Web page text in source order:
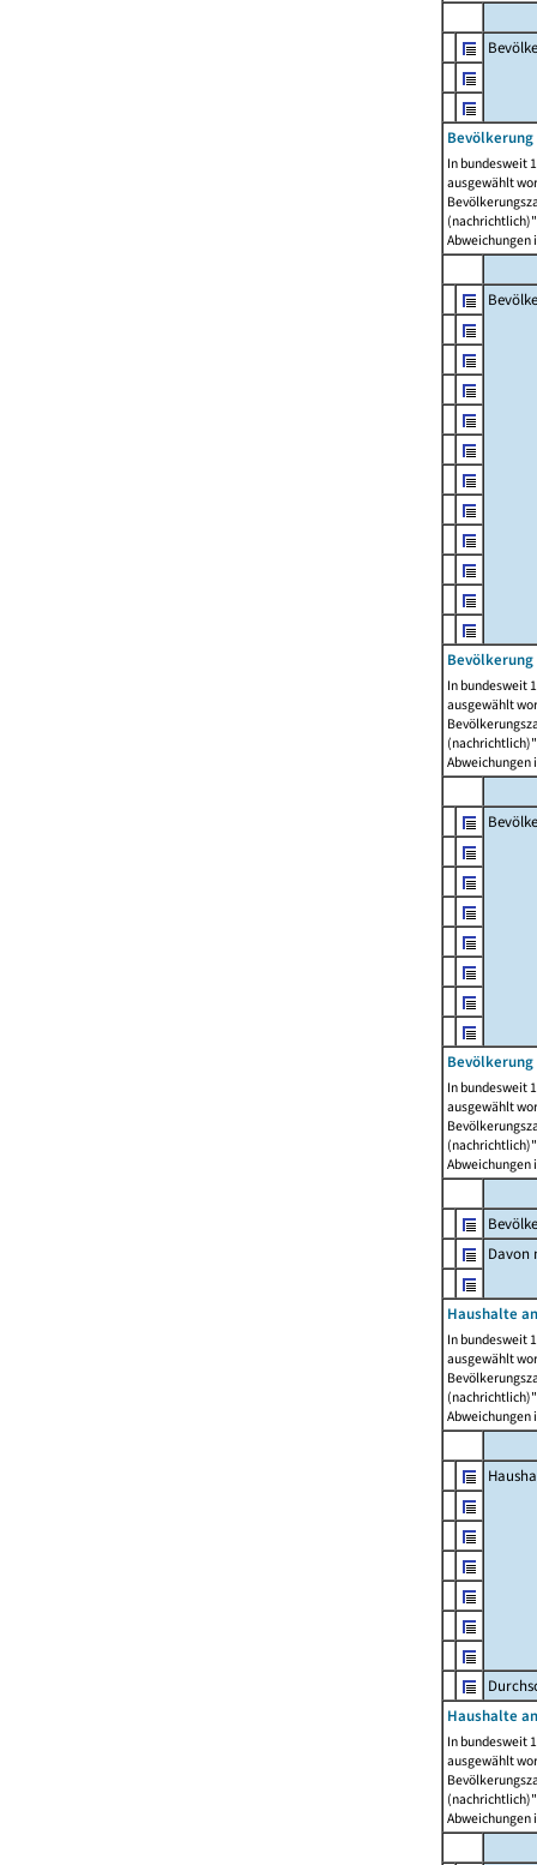
In bundesweit
ausgewählt
Abweichungen
In bundesweit
ausgewählt
Abweichungen
In bundesweit
ausgewählt
Abweichungen
Davon
Haushalte
In bundesweit
ausgewählt
Abweichungen
Haushalte
In bundesweit
ausgewählt
Abweichungen